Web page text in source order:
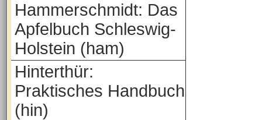
Hammerschmidt: Das
Apfelbuch Schleswig-
Holstein (ham)
Hinterthür:
Praktisches Handbuch
(hin)